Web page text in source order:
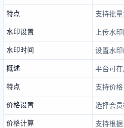
特点 支持批
水印设置 上传水
水印时间 设置水
概述 平台可
特点 支持价
价格设置 选择会
价格计算 支持根